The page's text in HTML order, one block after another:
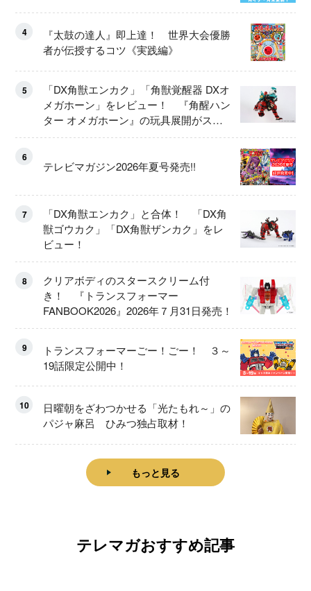
4
『太鼓の達人』即上達！ 世界大会優勝
者が伝授するコツ《実践編》
5
「DX角獣エンカク」「角獣覚醒器 DXオ
メガホーン」をレビュー！ 『角醒ハン
ター オメガホーン』の玩具展開がスタ
ート！
6
テレビマガジン2026年夏号発売!!
7
「DX角獣エンカク」と合体！ 「DX角
獣ゴウカク」「DX角獣ザンカク」をレ
ビュー！
8
クリアボディのスタースクリーム付
き！ 『トランスフォーマー
FANBOOK2026』2026年７月31日発売！
9
トランスフォーマーごー！ごー！ ３～
19話限定公開中！
10
日曜朝をざわつかせる「光たもれ～」の
パジャ麻呂 ひみつ独占取材！
もっと見る
テレマガおすすめ記事